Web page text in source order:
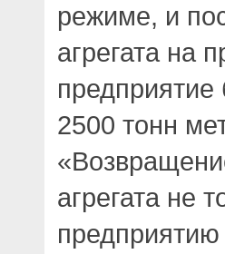
режиме, и
агрегата на
предприятие
2500 тонн
агрегата не